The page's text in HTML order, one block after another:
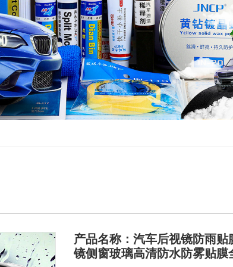
产品名称：汽车后视镜防雨贴
镜侧窗玻璃高清防水防雾贴膜